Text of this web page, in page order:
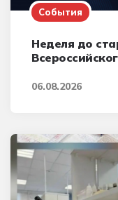
События
Неделя до
06.08.2026